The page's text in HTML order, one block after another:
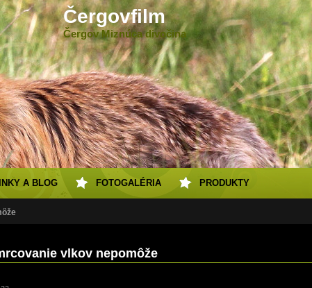
Čergovfilm
Čergov Miznúca divočina
vlkov nepomôže
A BLOG FOTOGALÉRIA PRODUKTY